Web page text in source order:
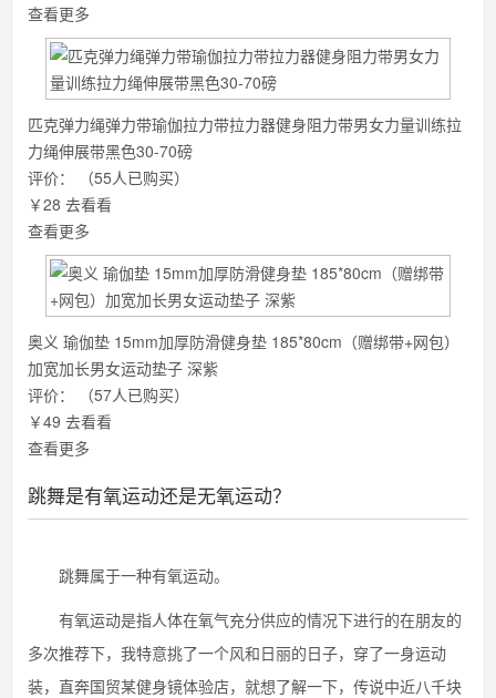
查看更多
匹克弹力绳弹力带瑜伽拉力带拉力器健身阻力带男女力量训练拉
力绳伸展带黑色30-70磅
评价：
（55人已购买）
￥28 去看看
查看更多
奥义 瑜伽垫 15mm加厚防滑健身垫 185*80cm（赠绑带+网包）
加宽加长男女运动垫子 深紫
评价：
（57人已购买）
￥49 去看看
查看更多
跳舞是有氧运动还是无氧运动？
跳舞属于一种有氧运动。
有氧运动是指人体在氧气充分供应的情况下进行的在朋友的
多次推荐下，我特意挑了一个风和日丽的日子，穿了一身运动
装，直奔国贸某健身镜体验店，就想了解一下，传说中近八千块